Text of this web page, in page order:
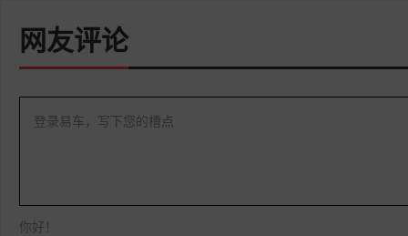
网友评论
登录易车，写下您的槽点
你好！